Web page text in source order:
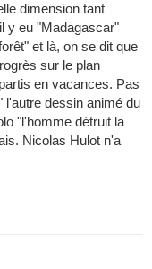
dimension tant
y eu "Madagascar"
et là, on se dit que
sur le plan
en vacances. Pas
l'autre dessin animé du
"l'homme détruit la
Nicolas Hulot n'a